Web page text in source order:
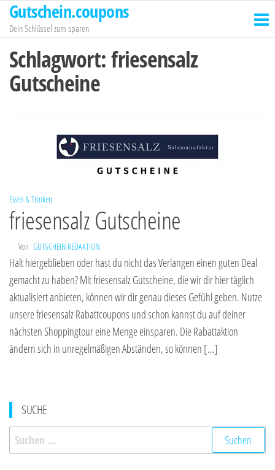
Zum
Inhalt
springen
Gutschein.coupons
Dein Schlüssel zum sparen
Schlagwort:friesensalz
Gutscheine
Essen & Trinken
friesensalz Gutscheine
Von GUTSCHEIN REDAKTION
Halt hiergeblieben oder hast du nicht das Verlangen einen guten Deal
gemacht zu haben? Mit friesensalz Gutscheine, die wir dir hier täglich
aktualisiert anbieten, können wir dir genau dieses Gefühl geben. Nutze
unsere friesensalz Rabattcoupons und schon kannst du auf deiner
nächsten Shoppingtour eine Menge einsparen. Die Rabattaktion
ändern sich in unregelmäßigen Abständen, so können […]
SUCHE
Suchen
nach: